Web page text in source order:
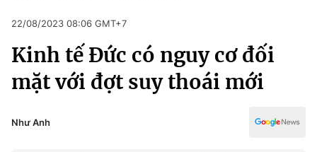
Chuyên mục
Chính trị
Pháp luật
Kinh tế
Thể thao
Truyền hình
Y tế
22/08/2023 08:06 GMT+7
Kinh tế Đức có nguy cơ đối
mặt với đợt suy thoái mới
Như Anh